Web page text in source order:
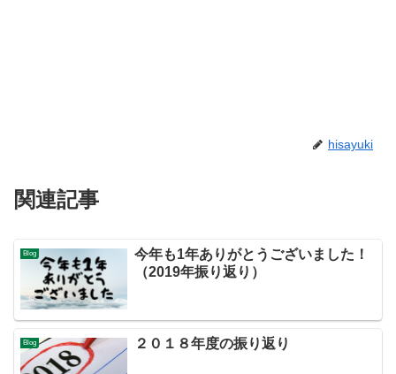
hisayuki
関連記事
Blog
今年も1年ありがとうございました！
（2019年振り返り）
Blog ２０１８年度の振り返り